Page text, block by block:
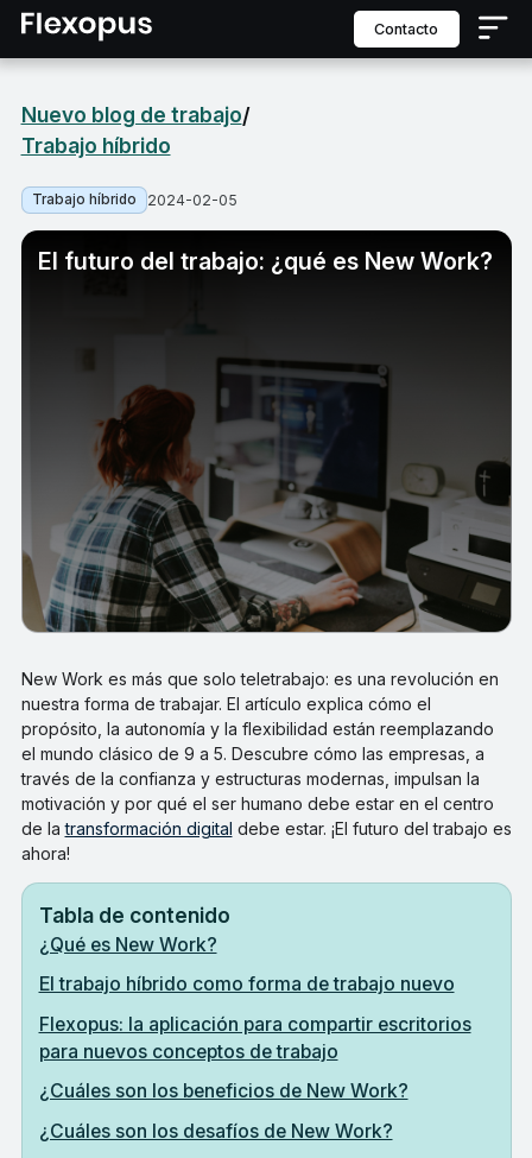
contacto
Nuevo blog de trabajo/
Trabajo híbrido
Trabajo híbrido 2024-02-05
El futuro del trabajo: ¿qué es New Work?
New Work es más que solo teletrabajo: es una revolución en
nuestra forma de trabajar. El artículo explica cómo el
propósito, la autonomía y la flexibilidad están reemplazando
el mundo clásico de 9 a 5. Descubre cómo las empresas, a
través de la confianza y estructuras modernas, impulsan la
motivación y por qué el ser humano debe estar en el centro
de latransformación digital debe estar. ¡El futuro del trabajo es
ahora!
Tabla de contenido
¿Qué es New Work?
El trabajo híbrido como forma de trabajo nuevo
Flexopus: la aplicación para compartir escritorios
para nuevos conceptos de trabajo
¿Cuáles son los beneficios de New Work?
¿Cuáles son los desafíos de New Work?